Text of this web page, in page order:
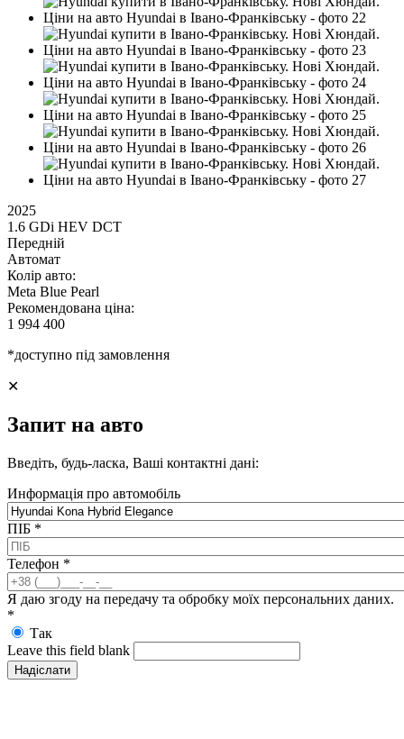
2025
1.6 GDi HEV DCT
Передній
Автомат
Колір авто:
Meta Blue Pearl
Рекомендована ціна:
1 994 400
*доступно під замовлення
✕
Запит на авто
Введіть, будь-ласка, Ваші контактні дані:
Информація про автомобіль
ПІБ *
Телефон *
Я даю згоду на передачу та обробку моїх персональних даних.
*
Так
Leave this field blank